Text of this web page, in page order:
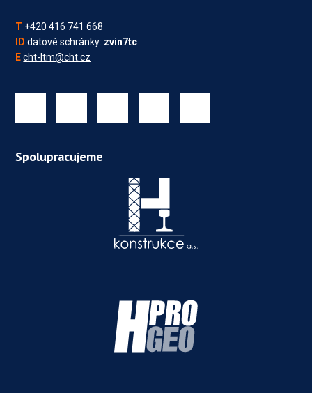
T +420 416 741 668
ID datové schránky: zvin7tc
E cht-ltm@cht.cz
Spolupracujeme